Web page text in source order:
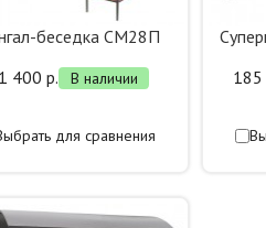
беседка СМ28П
400 р.
В наличии
для сравнения
185